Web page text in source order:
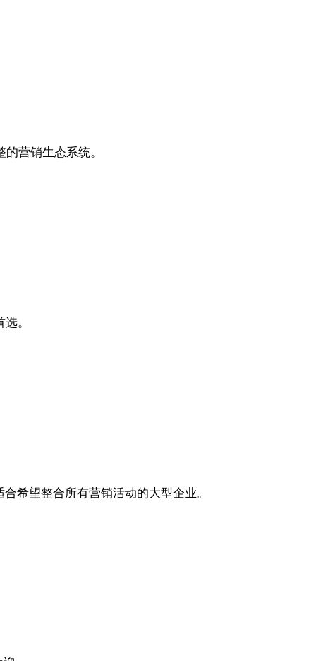
营销生态系统。
。
希望整合所有营销活动的大型企业。